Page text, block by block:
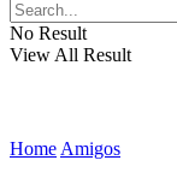
No Result
View All Result
Home Amigos